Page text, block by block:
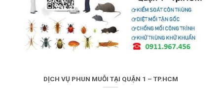
DỊCH VỤ PHUN MUỖI TẠI QUẬN 1 – TP.HCM